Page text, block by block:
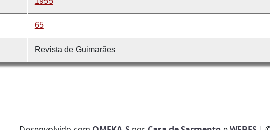
65
Revista de Guimarães